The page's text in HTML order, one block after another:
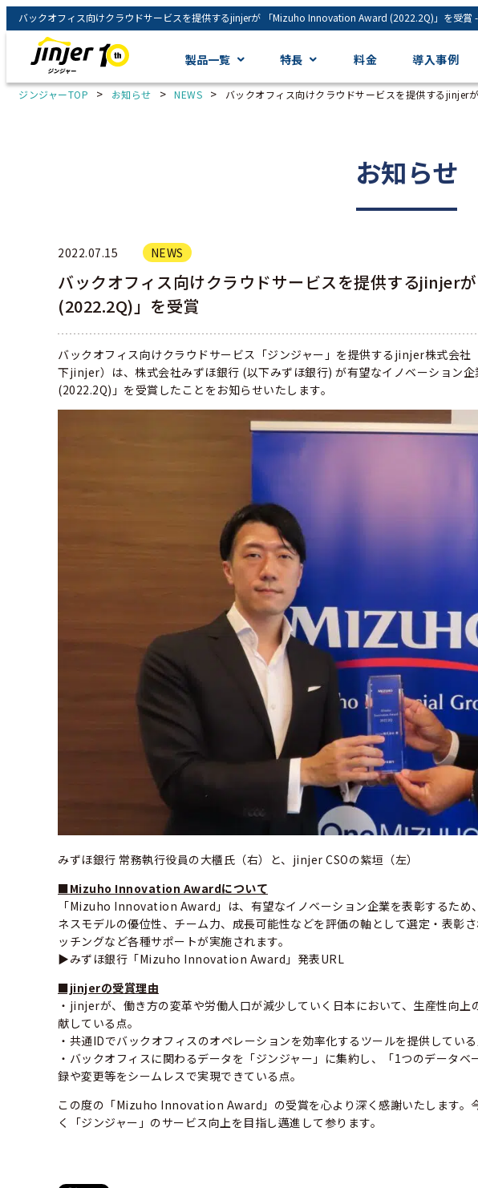
製品一覧 特長 料金 導入事例
ジンジャーTOP > お知らせ > NEWS > バックオフィス向けクラウドサービスを提供する
お知らせ
2022.07.15 NEWS
バックオフィス向けクラウドサービスを提供する
(2022.2Q)」を受賞
バックオフィス向けクラウドサービス「ジンジャー」を提供するjinjer株式会社
下jinjer）は、株式会社みずほ銀行 (以下みずほ銀行) が有望なイノベーショ
(2022.2Q)」を受賞したことをお知らせいたします。
みずほ銀行 常務執行役員の大櫃氏（右）と、jinjer CSOの紫垣（左）
■Mizuho Innovation Awardについて
「Mizuho Innovation Award」は、有望なイノベーション企業を表彰するため
ネスモデルの優位性、チーム力、成長可能性などを評価の軸として選定・表彰
ッチングなど各種サポートが実施されます。
▶みずほ銀行「Mizuho Innovation Award」発表URL
■jinjerの受賞理由
・jinjerが、働き方の変革や労働人口が減少していく日本において、生産性向
献している点。
・共通IDでバックオフィスのオペレーションを効率化するツールを提供している
・バックオフィスに関わるデータを「ジンジャー」に集約し、「1つのデータ
録や変更等をシームレスで実現できている点。
この度の「Mizuho Innovation Award」の受賞を心より深く感謝いたします。
く「ジンジャー」のサービス向上を目指し邁進して参ります。